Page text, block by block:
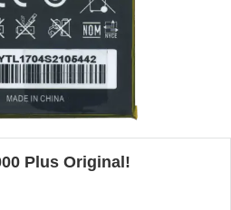
Plus Original!